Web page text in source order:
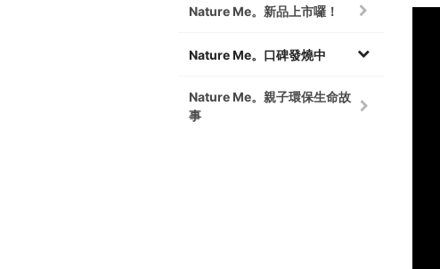
Nature Me。新品上市囉！
Nature Me。口碑發燒中
Nature Me。親子環保生命故
事